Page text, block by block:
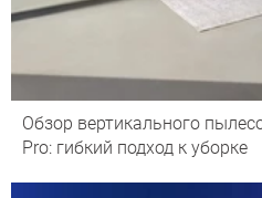
Обзор вертикального
Pro: гибкий подход к уборке